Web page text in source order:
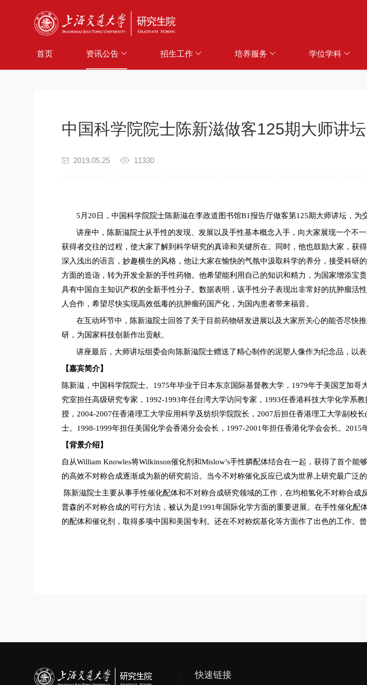
首页 资讯公告 招生工作 培养服务 学位学科
中国科学院院士陈新滋做客125期大师讲坛
2019.05.25 11330
5 月 20 日，中国科学院院士陈新滋在李政道图书馆B1报告厅做客第125期大师讲坛，为
讲座中，陈新滋院士从手性的发现、发展以及手性基本概念入手，向大家展现一个不
获得者交往的过程，使大家了解到科学研究的真谛和关键所在。同时，他也鼓励大家，获
深入浅出的语言，妙趣横生的风格，他让大家在愉快的气氛中汲取科学的养分，接受科研
方面的造诣，转为开发全新的手性药物。他希望能利用自己的知识和精力，为国家增添宝
具有中国自主知识产权的全新手性分子。数据表明，该手性分子表现出非常好的抗肿瘤活
人合作，希望尽快实现高效低毒的抗肿瘤药国产化，为国内患者带来福音。
在互动环节中，陈新滋院士回答了关于目前药物研发进展以及大家所关心的能否尽快
研，为国家科技创新作出贡献。
讲座最后，大师讲坛组委会向陈新滋院士赠送了精心制作的泥塑人像作为纪念品，以
【嘉宾简介】
陈新滋，中国科学院院士。 1975年毕业于日本东京国际基督教大学， 1979年于美国芝加哥
究室担任高级研究专家， 1992-1993年任台湾大学访问专家， 1993任香港科技大学化学系教
授， 2004-2007任香港理工大学应用科学及纺织学院院长， 2007后担任香港理工大学副校长(
士。 1998-1999年担任美国化学会香港分会会长， 1997-2001年担任香港化学会会长。 2015
【背景介绍】
自从William Knowles将Wilkinson催化剂和Mislow’s手性膦配体结合在一起，获得了首个能
的高效不对称合成逐渐成为新的研究前沿。当今不对称催化反应已成为世界上研究最广泛
陈新滋院士主要从事手性催化配体和不对称合成研究领域的工作，在均相氢化不对称合
普森的不对称合成的可行方法，被认为是1991年国际化学方面的重要进展。在手性催化配
的配体和催化剂，取得多项中国和美国专利。还在不对称烷基化等方面作了出色的工作。
快速链接